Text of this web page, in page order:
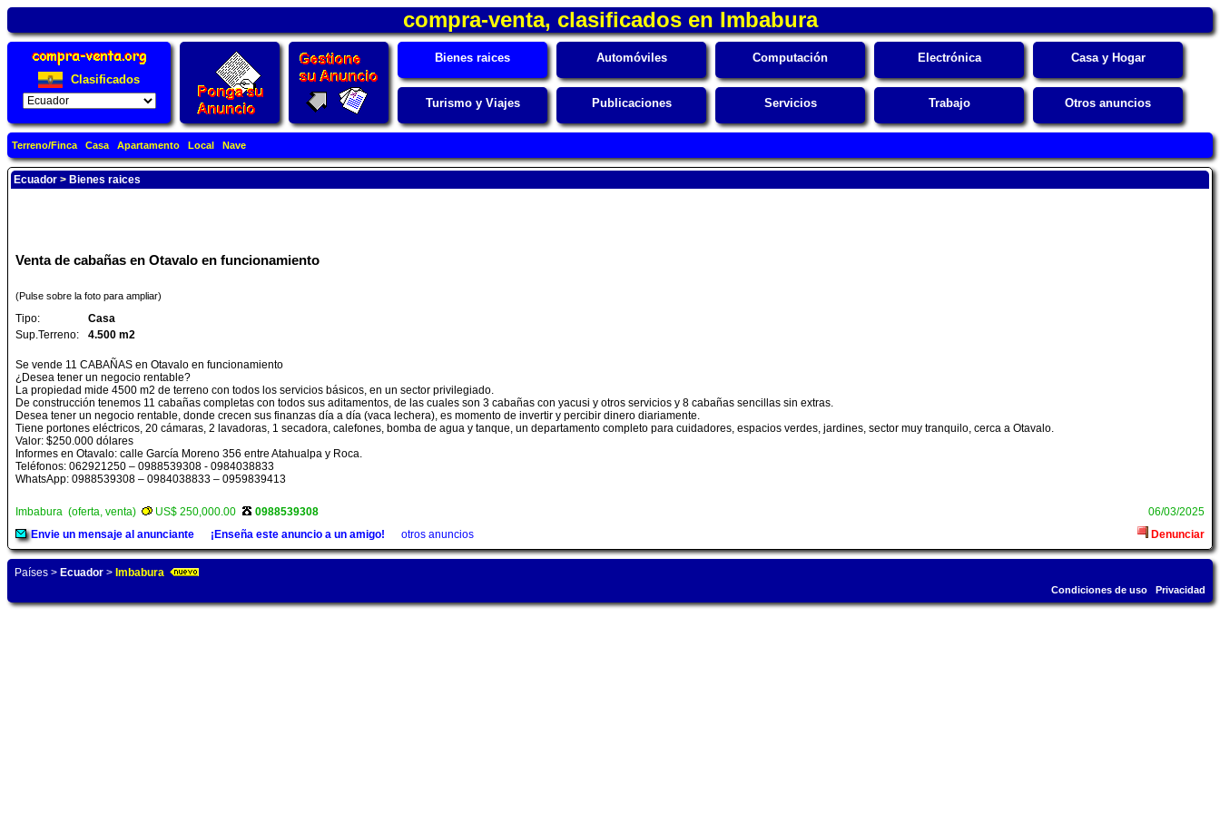
compra-venta, clasificados en Imbabura
Clasificados
Bienes raices Automóviles Computación Electrónica Casa y Hogar
Turismo y Viajes Publicaciones Servicios Trabajo Otros anuncios
Terreno/Finca Casa Apartamento Local Nave
Ecuador > Bienes raices
Venta de cabañas en Otavalo en funcionamiento
(Pulse sobre la foto para ampliar)
Tipo:
Casa
Sup.Terreno:
4.500 m2
Se vende 11 CABAÑAS en Otavalo en funcionamiento
¿Desea tener un negocio rentable?
La propiedad mide 4500 m2 de terreno con todos los servicios básicos, en un sector privilegiado.
De construcción tenemos 11 cabañas completas con todos sus aditamentos, de las cuales son 3 cabañas con yacusi y otros servicios y 8 cabañas sencillas sin extras.
Desea tener un negocio rentable, donde crecen sus finanzas día a día (vaca lechera), es momento de invertir y percibir dinero diariamente.
Tiene portones eléctricos, 20 cámaras, 2 lavadoras, 1 secadora, calefones, bomba de agua y tanque, un departamento completo para cuidadores, espacios verdes, jardines, sector muy tranquilo, cerca a Otavalo.
Valor: $250.000 dólares
Informes en Otavalo: calle García Moreno 356 entre Atahualpa y Roca.
Teléfonos: 062921250 – 0988539308 - 0984038833
WhatsApp: 0988539308 – 0984038833 – 0959839413
Imbabura (oferta, venta) US$ 250,000.00 0988539308
06/03/2025
Envie un mensaje al anunciante
¡Enseña este anuncio a un amigo! otros anuncios Denunciar
Países > Ecuador > Imbabura
Condiciones de uso Privacidad